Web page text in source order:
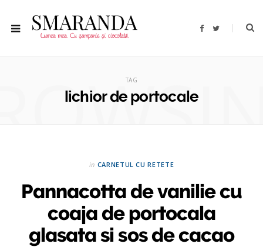
F
T
TAG
lichior de portocale
in CARNETUL CU RETETE
Pannacotta de vanilie cu
coaja de portocala
glasata si sos de cacao